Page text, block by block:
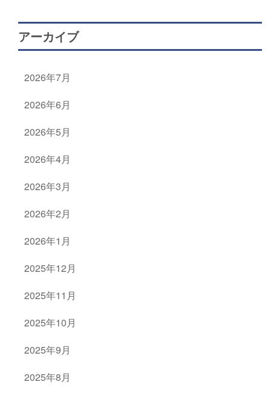
アーカイブ
2026年7月
2026年6月
2026年5月
2026年4月
2026年3月
2026年2月
2026年1月
2025年12月
2025年11月
2025年10月
2025年9月
2025年8月